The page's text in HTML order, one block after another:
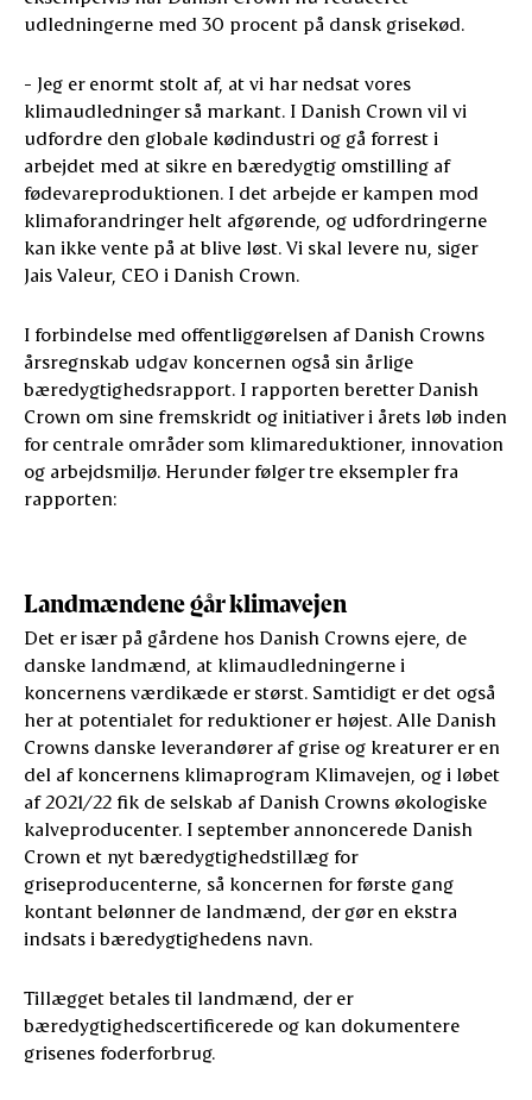
udledningerne med 30 procent på dansk grisekød.
- Jeg er enormt stolt af, at vi har nedsat vores
klimaudledninger så markant. I Danish Crown vil vi
udfordre den globale kødindustri og gå forrest i
arbejdet med at sikre en bæredygtig omstilling af
fødevareproduktionen. I det arbejde er kampen mod
klimaforandringer helt afgørende, og udfordringerne
kan ikke vente på at blive løst. Vi skal levere nu, siger
Jais Valeur, CEO i Danish Crown.
I forbindelse med offentliggørelsen af Danish Crowns
årsregnskab udgav koncernen også sin årlige
bæredygtighedsrapport. I rapporten beretter Danish
Crown om sine fremskridt og initiativer i årets løb inden
for centrale områder som klimareduktioner, innovation
og arbejdsmiljø. Herunder følger tre eksempler fra
rapporten:
Landmændene går klimavejen
Det er især på gårdene hos Danish Crowns ejere, de
danske landmænd, at klimaudledningerne i
koncernens værdikæde er størst. Samtidigt er det også
her at potentialet for reduktioner er højest. Alle Danish
Crowns danske leverandører af grise og kreaturer er en
del af koncernens klimaprogram Klimavejen, og i løbet
af 2021/22 fik de selskab af Danish Crowns økologiske
kalveproducenter. I september annoncerede Danish
Crown et nyt bæredygtighedstillæg for
griseproducenterne, så koncernen for første gang
kontant belønner de landmænd, der gør en ekstra
indsats i bæredygtighedens navn.
Tillægget betales til landmænd, der er
bæredygtighedscertificerede og kan dokumentere
grisenes foderforbrug.